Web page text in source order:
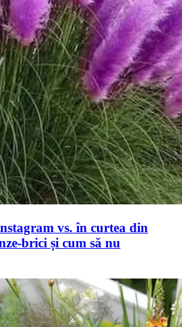
vs. în curtea din
brici și cum să nu